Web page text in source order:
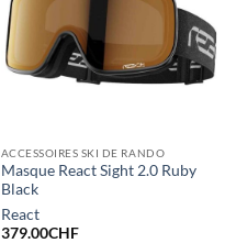
ACCESSOIRES SKI DE RANDO
Masque React Sight 2.0 Ruby
Black
React
379.00CHF